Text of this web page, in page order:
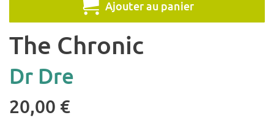
Ajouter au panier
The Chronic
Dr Dre
20,00 €